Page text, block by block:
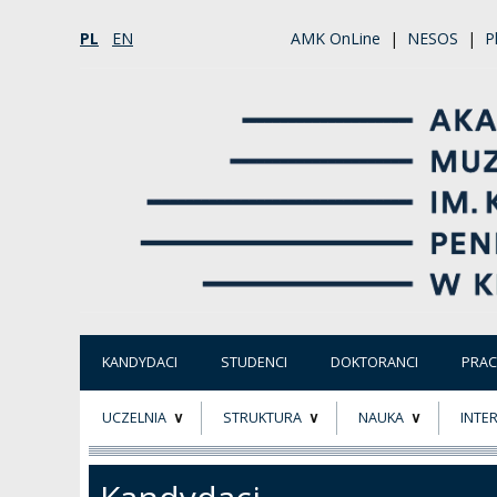
PL EN AMK OnLine | NESOS |
KANDYDACI STUDENCI DOKTORANCI
UCZELNIA STRUKTURA NAUKA